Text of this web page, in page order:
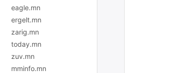
eagle.mn
ergelt.mn
zarig.mn
today.mn
zuv.mn
mminfo.mn